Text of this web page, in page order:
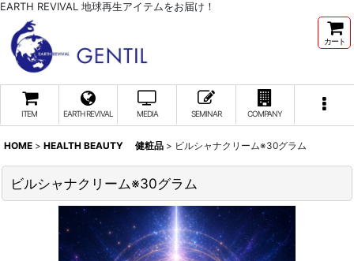
EARTH REVIVAL 地球再生アイテムをお届け！
カート
ITEM EARTH REVIVAL MEDIA SEMINAR COMPANY
HOME > HEALTH BEAUTY 健粧品 > ビルシャナクリーム※30グラム
ビルシャナクリーム※30グラム